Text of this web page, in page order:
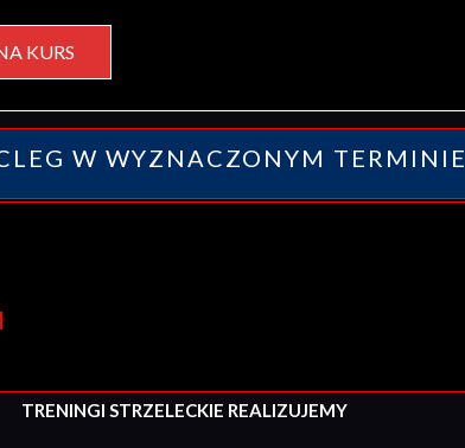
KURS
W WYZNACZONYM TERMINIE
STRZELECKIE REALIZUJEMY